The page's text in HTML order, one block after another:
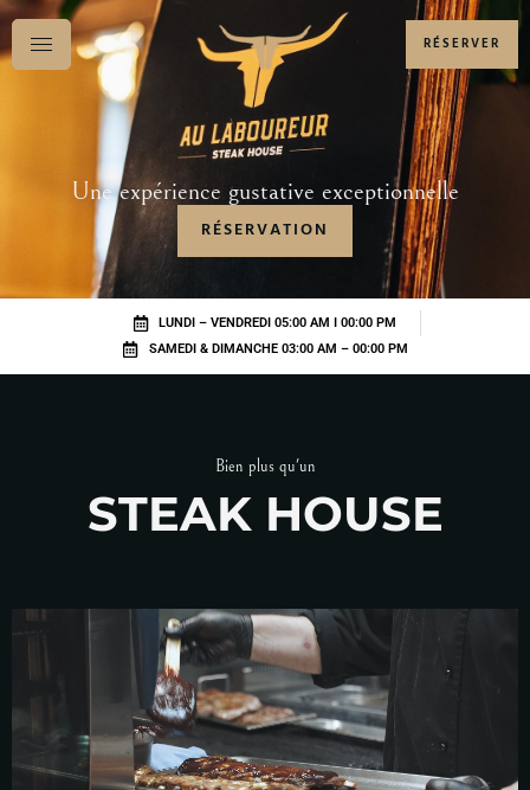
RÉSERVER
Une expérience gustative exceptionnelle
RÉSERVATION
LUNDI – VENDREDI 05:00 AM I 00:00 PM
SAMEDI & DIMANCHE 03:00 AM – 00:00 PM
Bien plus qu'un
STEAK HOUSE